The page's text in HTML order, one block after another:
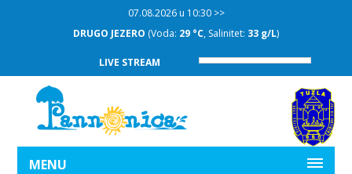
07.08.2026 u 10:30 >>
DRUGO JEZERO (Voda: 29 °C, Salinitet: 33 g/L)
LIVE STREAM
MENU